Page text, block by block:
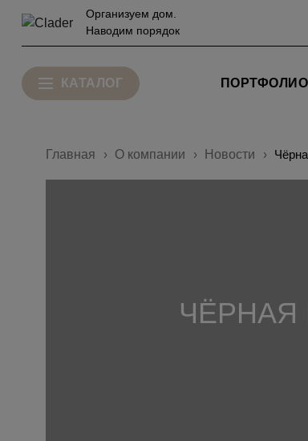
Организуем дом.
Наводим порядок
КАТАЛОГ ПОРТФОЛИО
Главная О компании Новости
ЧЁРНАЯ